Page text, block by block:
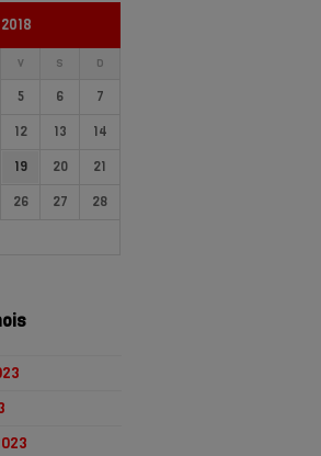
V S D
5 6
7
12 13
14
19 20
21
26 27
28